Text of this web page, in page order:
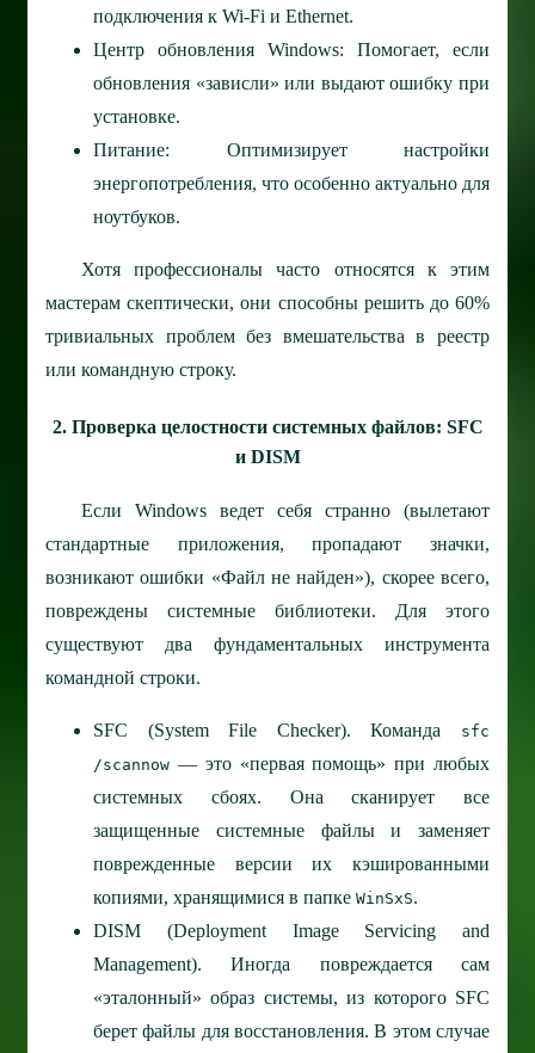
подключения к Wi-Fi и Ethernet.
Центр обновления Windows: Помогает, если
обновления «зависли» или выдают ошибку при
установке.
Питание: Оптимизирует настройки
энергопотребления, что особенно актуально для
ноутбуков.
Хотя профессионалы часто относятся к этим
мастерам скептически, они способны решить до 60%
тривиальных проблем без вмешательства в реестр
или командную строку.
2. Проверка целостности системных файлов: SFC
и DISM
Если Windows ведет себя странно (вылетают
стандартные приложения, пропадают значки,
возникают ошибки «Файл не найден»), скорее всего,
повреждены системные библиотеки. Для этого
существуют два фундаментальных инструмента
командной строки.
SFC (System File Checker).Команда
sfc
/scannow — это «первая помощь» при любых
системных сбоях. Она сканирует все
защищенные системные файлы и заменяет
поврежденные версии их кэшированными
копиями, хранящимися в папке WinSxS.
DISM (Deployment Image Servicing and
Management).Иногда повреждается сам
«эталонный» образ системы, из которого SFC
берет файлы для восстановления. В этом случае